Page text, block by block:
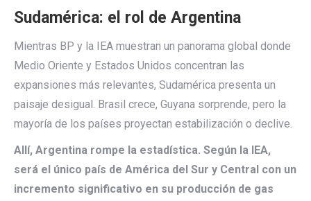
Sudamérica: el rol de Argentina
Mientras BP y la IEA muestran un panorama global donde
Medio Oriente y Estados Unidos concentran las
expansiones más relevantes, Sudamérica presenta un
paisaje desigual. Brasil crece, Guyana sorprende, pero la
mayoría de los países proyectan estabilización o declive.
Allí, Argentina rompe la estadística. Según la IEA,
será el único país de América del Sur y Central con un
incremento significativo en su producción de gas